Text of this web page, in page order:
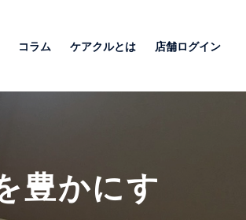
コラム ケアクルとは 店舗ログイン
豊かにす